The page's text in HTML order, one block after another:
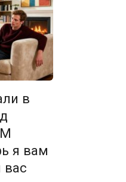
в
я вам
вас